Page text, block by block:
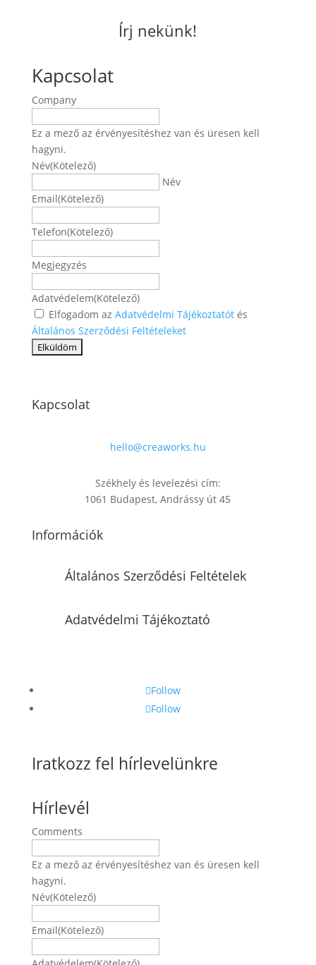
Írj nekünk!
Kapcsolat
Company
Ez a mező az érvényesítéshez van és üresen kell
hagyni.
Név(Kötelező)
Név
Email(Kötelező)
Telefon(Kötelező)
Megjegyzés
Adatvédelem(Kötelező)
Elfogadom az Adatvédelmi Tájékoztatótés
Általános Szerződési Feltételeket
Kapcsolat
hello@creaworks.hu
Székhely és levelezési cím:
1061 Budapest, Andrássy út 45
Információk
Általános Szerződési Feltételek
Adatvédelmi Tájékoztató
Follow
Follow
Iratkozz fel hírlevelünkre
Hírlevél
Comments
Ez a mező az érvényesítéshez van és üresen kell
hagyni.
Név(Kötelező)
Email(Kötelező)